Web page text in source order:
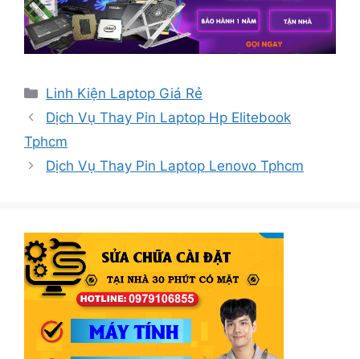
Danh
mục
Linh Kiện Laptop Giá Rẻ
Dịch Vụ Thay Pin Laptop Hp Elitebook
Tphcm
Dịch Vụ Thay Pin Laptop Lenovo Tphcm